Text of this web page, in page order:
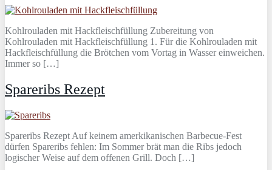
Kohlrouladen mit Hackfleischfüllung Zubereitung von
Kohlrouladen mit Hackfleischfüllung 1. Für die Kohlrouladen mit
Hackfleischfüllung die Brötchen vom Vortag in Wasser einweichen.
Immer so […]
Spareribs Rezept
Spareribs Rezept Auf keinem amerkikanischen Barbecue-Fest
dürfen Spareribs fehlen: Im Sommer brät man die Ribs jedoch
logischer Weise auf dem offenen Grill. Doch […]